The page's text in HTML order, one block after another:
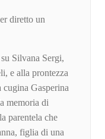
diretto un
Silvana Sergi,
e alla prontezza
Gasperina
memoria di
parentela che
figlia di una